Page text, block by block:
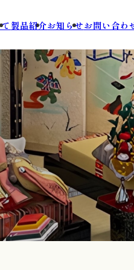
製品紹介お知らせお問い合わ